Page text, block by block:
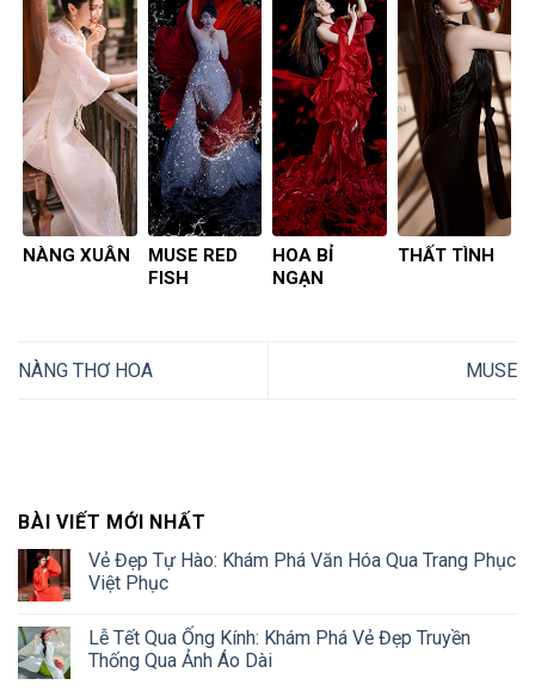
NÀNG XUÂN
MUSE RED
FISH
HOA BỈ
NGẠN
THẤT TÌNH
NÀNG THƠ HOA MUSE
BÀI VIẾT MỚI NHẤT
Vẻ Đẹp Tự Hào: Khám Phá Văn Hóa Qua Trang Phục
Việt Phục
Lễ Tết Qua Ống Kính: Khám Phá Vẻ Đẹp Truyền
Thống Qua Ảnh Áo Dài